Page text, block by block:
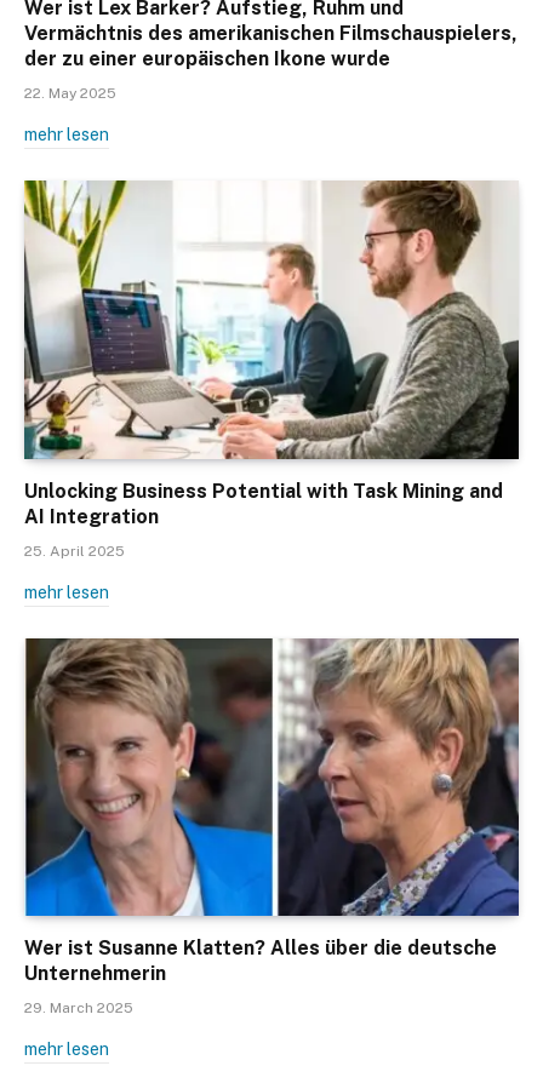
Wer ist Lex Barker? Aufstieg, Ruhm und
Vermächtnis des amerikanischen Filmschauspielers,
der zu einer europäischen Ikone wurde
22. May 2025
mehr lesen
Unlocking Business Potential with Task Mining and
AI Integration
25. April 2025
mehr lesen
Wer ist Susanne Klatten? Alles über die deutsche
Unternehmerin
29. March 2025
mehr lesen